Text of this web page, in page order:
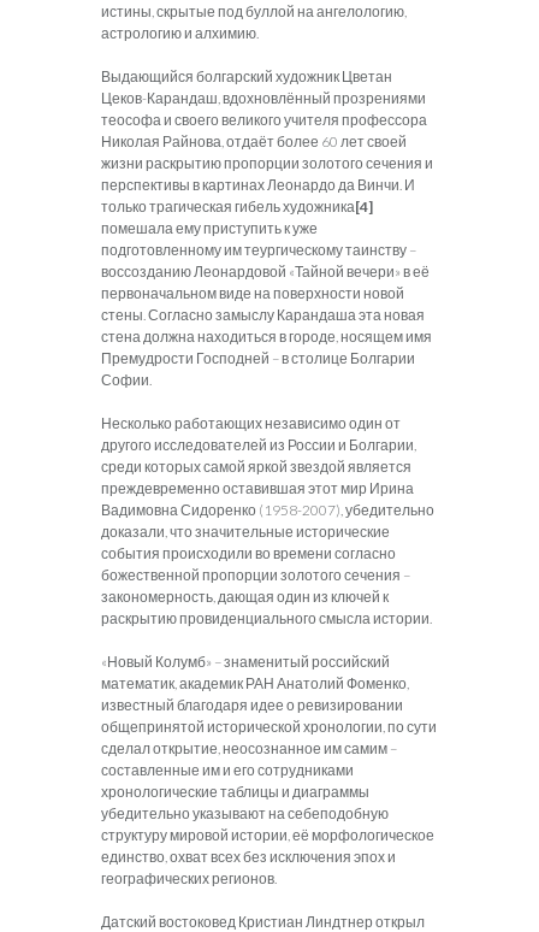
истины, скрытые под буллой на ангелологию,
астрологию и алхимию.
Выдающийся болгарский художник Цветан
Цеков-Карандаш, вдохновлённый прозрениями
теософа и своего великого учителя профессора
Николая Райнова, отдаёт более 60 лет своей
жизни раскрытию пропорции золотого сечения и
перспективы в картинах Леонардо да Винчи. И
только трагическая гибель художника[4]
помешала ему приступить к уже
подготовленному им теургическому таинству –
воссозданию Леонардовой «Тайной вечери» в её
первоначальном виде на поверхности новой
стены. Согласно замыслу Карандаша эта новая
стена должна находиться в городе, носящем имя
Премудрости Господней – в столице Болгарии
Софии.
Несколько работающих независимо один от
другого исследователей из России и Болгарии,
среди которых самой яркой звездой является
преждевременно оставившая этот мир Ирина
Вадимовна Сидоренко (1958-2007), убедительно
доказали, что значительные исторические
события происходили во времени согласно
божественной пропорции золотого сечения –
закономерность, дающая один из ключей к
раскрытию провиденциального смысла истории.
«Новый Колумб» – знаменитый российский
математик, академик РАН Анатолий Фоменко,
известный благодаря идее о ревизировании
общепринятой исторической хронологии, по сути
сделал открытие, неосознанное им самим –
составленные им и его сотрудниками
хронологические таблицы и диаграммы
убедительно указывают на себеподобную
структуру мировой истории, её морфологическое
единство, охват всех без исключения эпох и
географических регионов.
Датский востоковед Кристиан Линдтнер открыл